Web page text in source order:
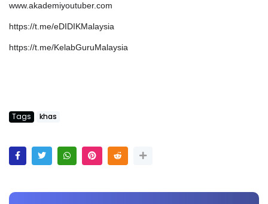
www.akademiyoutuber.com
https://t.me/eDIDIKMalaysia
https://t.me/KelabGuruMalaysia
Tags khas